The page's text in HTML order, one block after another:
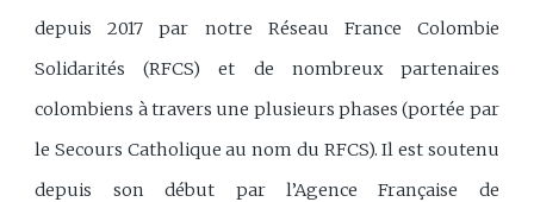
depuis 2017 par notre Réseau France Colombie
Solidarités (RFCS) et de nombreux partenaires
colombiens à travers une plusieurs phases (portée par
le Secours Catholique au nom du RFCS). Il est soutenu
depuis son début par l’Agence Française de